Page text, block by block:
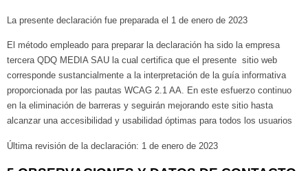
La presente declaración fue preparada el 1 de enero de 2023
El método empleado para preparar la declaración ha sido la empresa
tercera QDQ MEDIA SAU la cual certifica que el presente sitio web
corresponde sustancialmente a la interpretación de la guía informativa
proporcionada por las pautas WCAG 2.1 AA. En este esfuerzo continuo
en la eliminación de barreras y seguirán mejorando este sitio hasta
alcanzar una accesibilidad y usabilidad óptimas para todos los usuarios
Última revisión de la declaración: 1 de enero de 2023